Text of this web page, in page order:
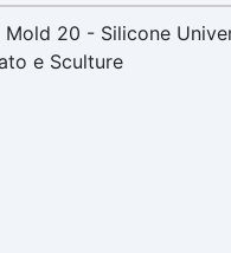
e sicura: Formulazione
e facile da maneggiare
Alta resistenza e